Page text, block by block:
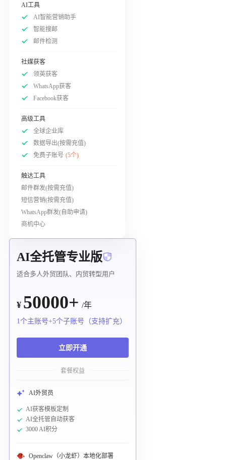
AI工具
AI智能营销助手
智能搜邮
邮件检测
社媒获客
领英获客
WhatsApp获客
Facebook获客
高级工具
全球企业库
数据导出(按需充值)
免费子账号 (5个)
触达工具
邮件群发(按需充值)
短信营销(按需充值)
WhatsApp群发(自助申请)
商机中心
AI全托管专业版
适合多人外贸团队、内贸转型用户
¥ 50000+ /年
1个主账号+5个子账号（支持扩充）
立即开通
套餐权益
AI外贸员
AI获客模板定制
AI全托管自动获客
3000 AI积分
Openclaw（小龙虾）本地化部署